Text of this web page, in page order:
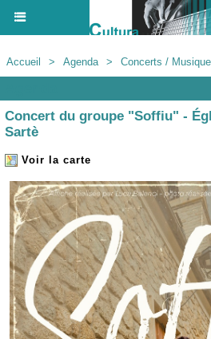
Accueil > Agenda > Concerts / Musique
Concert du groupe "Soffiu" -
Sartè
Voir la carte